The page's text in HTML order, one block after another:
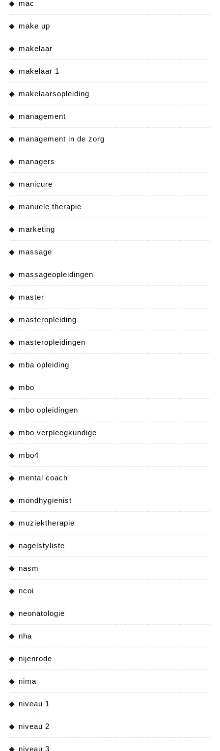
mac
make up
makelaar
makelaar 1
makelaarsopleiding
management
management in de zorg
managers
manicure
manuele therapie
marketing
massage
massageopleidingen
master
masteropleiding
masteropleidingen
mba opleiding
mbo
mbo opleidingen
mbo verpleegkundige
mbo4
mental coach
mondhygienist
muziektherapie
nagelstyliste
nasm
ncoi
neonatologie
nha
nijenrode
nima
niveau 1
niveau 2
niveau 3